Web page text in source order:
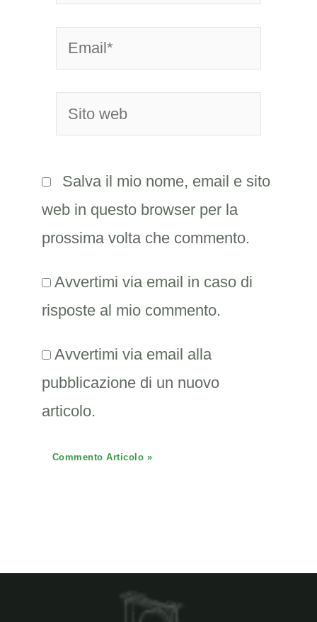
Email*
Sito
web
Salva il mio nome, email e sito
web in questo browser per la
prossima volta che commento.
Avvertimi via email in caso di
risposte al mio commento.
Avvertimi via email alla
pubblicazione di un nuovo
articolo.